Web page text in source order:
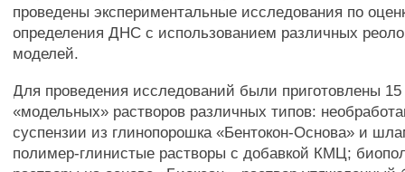
проведены экспериментальные исследования по
определения ДНС с использованием различных
моделей.
Для проведения исследований были приготовлены 15
«модельных» растворов различных типов:
суспензии из глинопорошка «Бентокон-Основа» и
полимер-глинистые растворы с добавкой КМЦ;